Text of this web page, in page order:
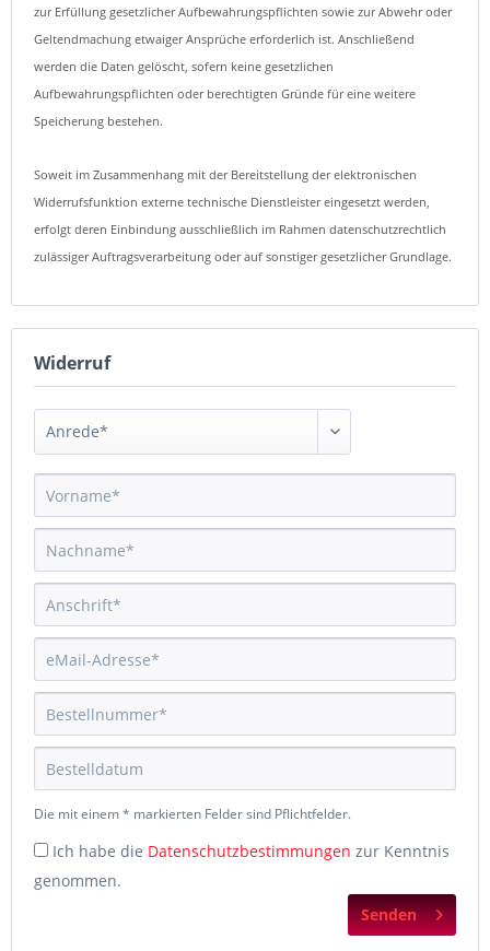
zur Erfüllung gesetzlicher Aufbewahrungspflichten sowie zur Abwehr oder
Geltendmachung etwaiger Ansprüche erforderlich ist. Anschließend
werden die Daten gelöscht, sofern keine gesetzlichen
Aufbewahrungspflichten oder berechtigten Gründe für eine weitere
Speicherung bestehen.
Soweit im Zusammenhang mit der Bereitstellung der elektronischen
Widerrufsfunktion externe technische Dienstleister eingesetzt werden,
erfolgt deren Einbindung ausschließlich im Rahmen datenschutzrechtlich
zulässiger Auftragsverarbeitung oder auf sonstiger gesetzlicher Grundlage.
Widerruf
Die mit einem * markierten Felder sind Pflichtfelder.
Ich habe die Datenschutzbestimmungen zur Kenntnis
genommen.
Senden